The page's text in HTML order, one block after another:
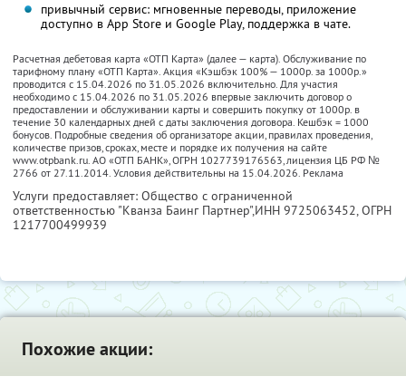
привычный сервис: мгновенные переводы, приложение
доступно в App Store и Google Play, поддержка в чате.
Расчетная дебетовая карта «ОТП Карта» (далее — карта). Обслуживание по
тарифному плану «ОТП Карта». Акция «Кэшбэк 100% — 1000р. за 1000р.»
проводится с 15.04.2026 по 31.05.2026 включительно. Для участия
необходимо с 15.04.2026 по 31.05.2026 впервые заключить договор о
предоставлении и обслуживании карты и совершить покупку от 1000р. в
течение 30 календарных дней с даты заключения договора. Кешбэк = 1000
бонусов. Подробные сведения об организаторе акции, правилах проведения,
количестве призов, сроках, месте и порядке их получения на сайте
www.otpbank.ru. АО «ОТП БАНК», ОГРН 1027739176563, лицензия ЦБ РФ №
2766 от 27.11.2014. Условия действительны на 15.04.2026. Реклама
Услуги предоставляет: Общество с ограниченной
ответственностью "Кванза Баинг Партнер",ИНН 9725063452, ОГРН
1217700499939
Похожие акции: